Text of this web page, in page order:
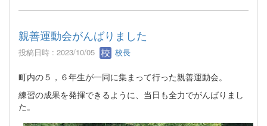
親善運動会がんばりました
投稿日時 : 2023/10/05 校長
町内の５，６年生が一同に集まって行った親善運動会。
練習の成果を発揮できるように、当日も全力でがんばりまし
た。